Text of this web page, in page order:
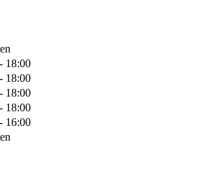
18:00
18:00
18:00
18:00
16:00